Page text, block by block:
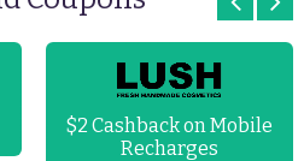
$2 Cashback on Mobile
Recharges